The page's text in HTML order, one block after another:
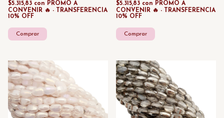
$5.315,83 con PROMO A
CONVENIR 🔥 - TRANSFERENCIA
10% OFF
$5.315,83 con PROMO A
CONVENIR 🔥 - TRANSFERENCIA
10% OFF